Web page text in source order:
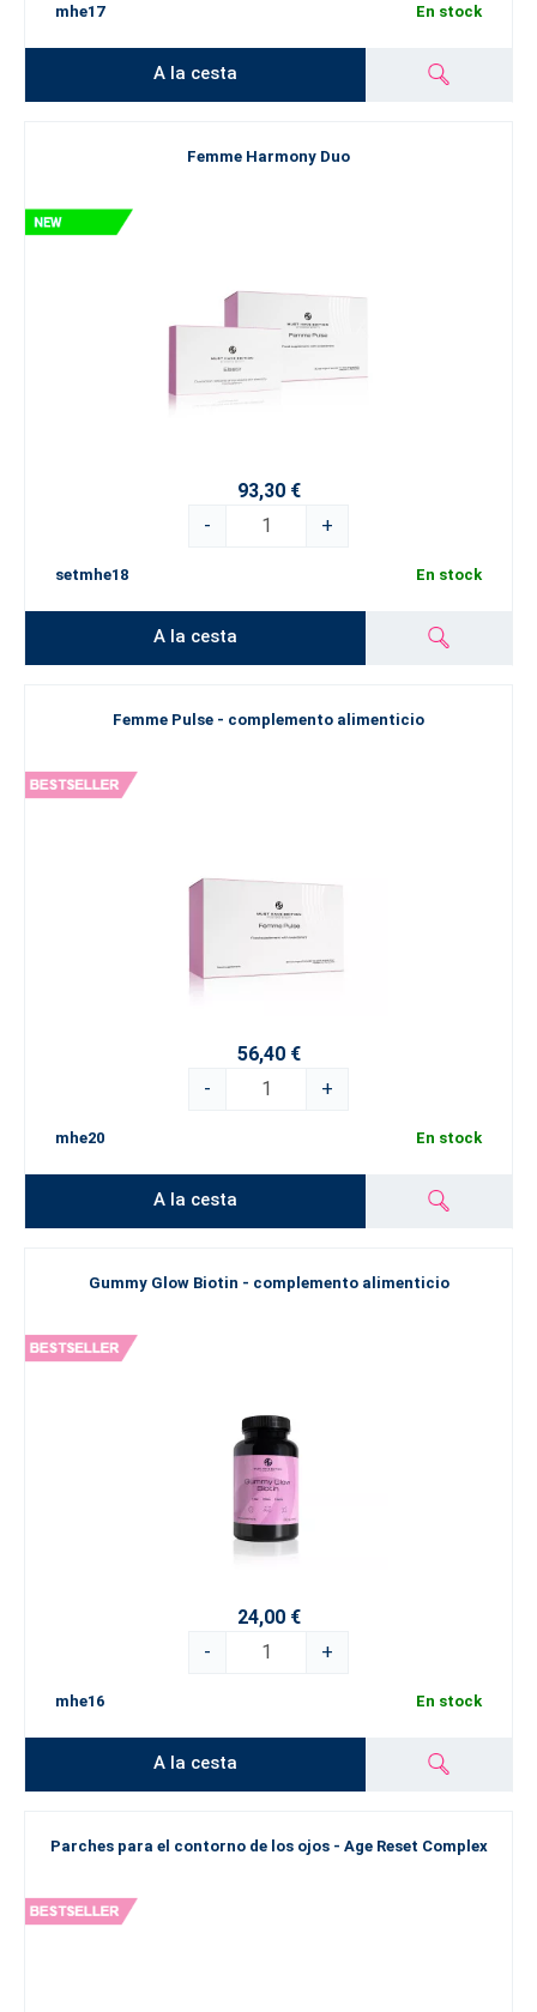
mhe17 En stock
A la cesta
Femme Harmony Duo
93,30 €
-
+
setmhe18 En stock
A la cesta
Femme Pulse - complemento alimenticio
56,40 €
-
+
mhe20 En stock
A la cesta
Gummy Glow Biotin - complemento alimenticio
24,00 €
-
+
mhe16 En stock
A la cesta
Parches para el contorno de los ojos - Age Reset Complex